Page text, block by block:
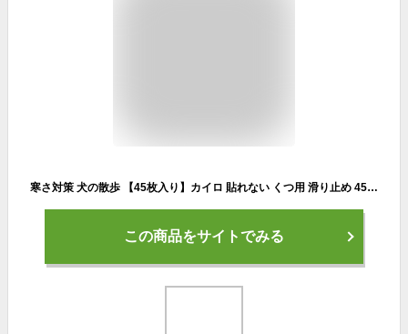
寒さ対策 犬の散歩 【45枚入り】カイロ 貼れない くつ用 滑り止め 45足用 靴用 使い捨てカイロ 貼れない カイロ 足元 あったかグッズ 防寒 冬 持ち運び 寒さ対策 くつ 冷え対策 カイロ ぽかぽか家族 アイリスオーヤマ PKN-15K
この商品をサイトでみる